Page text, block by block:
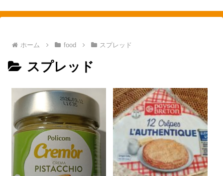
ホーム food スプレッド
スプレッド